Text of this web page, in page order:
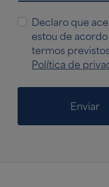
Declaro que
estou de
termos
Política de
Enviar